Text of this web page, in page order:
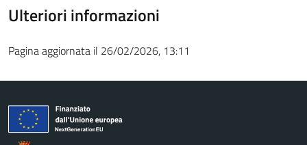
Ulteriori informazioni
Pagina aggiornata il 26/02/2026, 13:11